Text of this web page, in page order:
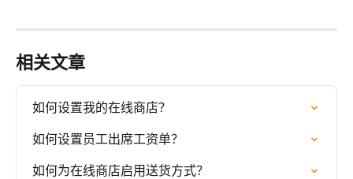
相关文章
如何设置我的在线商店？
如何设置员工出席工资单？
如何为在线商店启用送货方式？